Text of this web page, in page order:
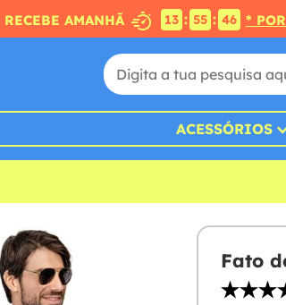
AMANHÃ 13 : 55 : 45 *
ACESSÓRIOS
Fato